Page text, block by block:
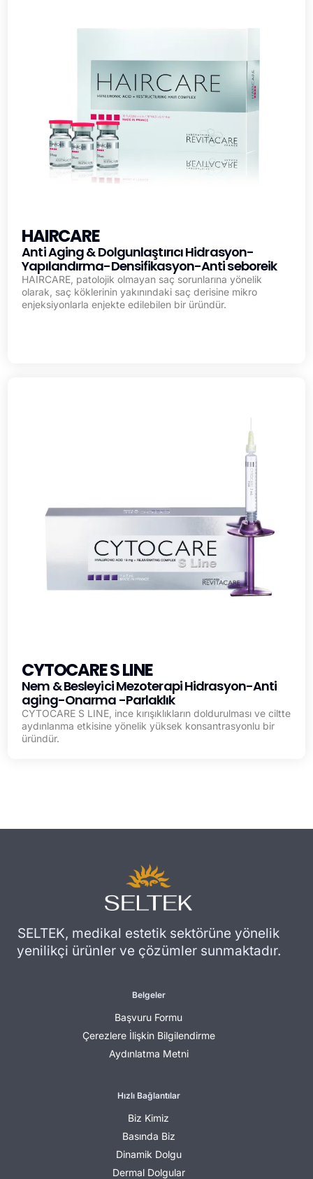
HAIRCARE
Anti Aging & Dolgunlaştırıcı Hidrasyon-
Yapılandırma-Densifikasyon-Anti seboreik
HAIRCARE, patolojik olmayan saç sorunlarına yönelik
olarak, saç köklerinin yakınındaki saç derisine mikro
enjeksiyonlarla enjekte edilebilen bir üründür.
CYTOCARE S LINE
Nem & Besleyici Mezoterapi Hidrasyon-Anti
aging-Onarma -Parlaklık
CYTOCARE S LINE, ince kırışıklıkların doldurulması ve ciltte
aydınlanma etkisine yönelik yüksek konsantrasyonlu bir
üründür.
SELTEK, medikal estetik sektörüne yönelik
yenilikçi ürünler ve çözümler sunmaktadır.
Belgeler
Başvuru Formu
Çerezlere İlişkin Bilgilendirme
Aydınlatma Metni
Hızlı Bağlantılar
Biz Kimiz
Basında Biz
Dinamik Dolgu
Dermal Dolgular